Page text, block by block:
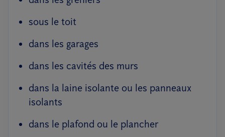
sous le toit
dans les garages
dans les cavités des murs
dans la laine isolante ou les panneaux
isolants
dans le plafond ou le plancher